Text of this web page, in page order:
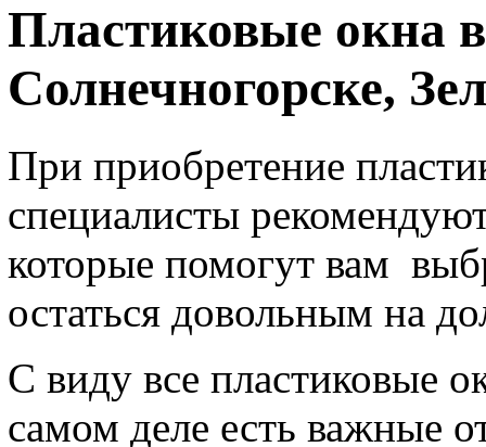
Пластиковые окна
Солнечногорске,
При приобретение
специалисты
которые помогут вам
остаться довольным на
С виду все пластиковые
самом деле есть важные